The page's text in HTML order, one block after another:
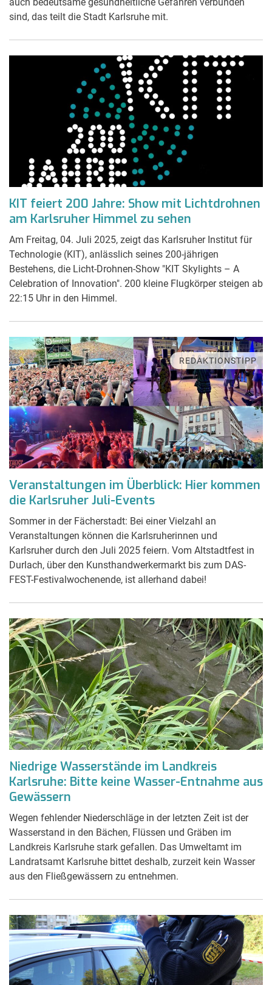
sind, das teilt die Stadt Karlsruhe mit.
KIT feiert 200 Jahre: Show mit Lichtdrohnen
am Karlsruher Himmel zu sehen
Am Freitag, 04. Juli 2025, zeigt das Karlsruher Institut für
Technologie (KIT), anlässlich seines 200-jährigen
Bestehens, die Licht-Drohnen-Show "KIT Skylights – A
Celebration of Innovation". 200 kleine Flugkörper steigen ab
22:15 Uhr in den Himmel.
REDAKTIONSTIPP
Veranstaltungen im Überblick: Hier kommen
die Karlsruher Juli-Events
Sommer in der Fächerstadt: Bei einer Vielzahl an
Veranstaltungen können die Karlsruherinnen und
Karlsruher durch den Juli 2025 feiern. Vom Altstadtfest in
Durlach, über den Kunsthandwerkermarkt bis zum DAS-
FEST-Festivalwochenende, ist allerhand dabei!
Niedrige Wasserstände im Landkreis
Karlsruhe: Bitte keine Wasser-Entnahme aus
Gewässern
Wegen fehlender Niederschläge in der letzten Zeit ist der
Wasserstand in den Bächen, Flüssen und Gräben im
Landkreis Karlsruhe stark gefallen. Das Umweltamt im
Landratsamt Karlsruhe bittet deshalb, zurzeit kein Wasser
aus den Fließgewässern zu entnehmen.